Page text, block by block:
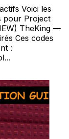
Voici les
pour Project
TheKing —
Ces codes
: